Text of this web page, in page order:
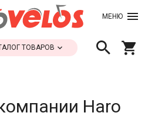
МЕНЮ
ТОВАРОВ
Haro